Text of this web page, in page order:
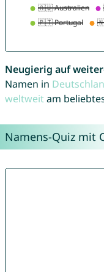
Neugierig auf
Namen in
weltweitam
Namens-Quiz mit